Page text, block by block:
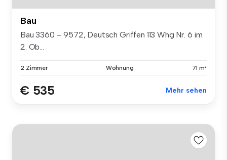
Bau
Bau 3360 – 9572, Deutsch Griffen 113 Whg Nr. 6 im
2. Ob...
2 Zimmer Wohnung 71 m²
€ 535 Mehr sehen